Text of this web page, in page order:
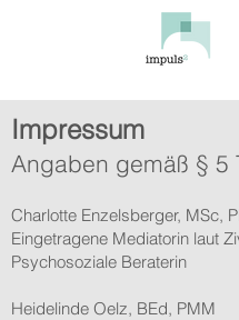
Impressum
Angaben gemäß § 5
Charlotte Enzelsberger, MSc,
Eingetragene Mediatorin laut
Psychosoziale Beraterin
Heidelinde Oelz, BEd, PMM